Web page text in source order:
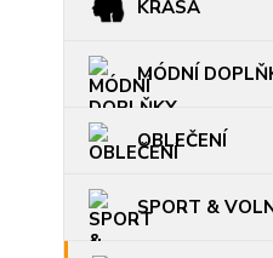
KRÁSA
MÓDNÍ
OBLEČENÍ
SPORT &